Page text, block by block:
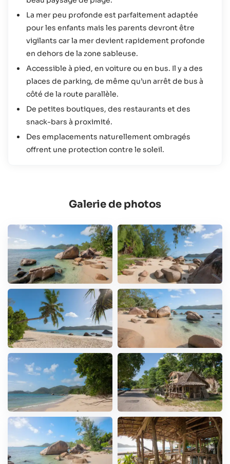
La mer peu profonde est parfaitement adaptée
pour les enfants mais les parents devront être
vigilants car la mer devient rapidement profonde
en dehors de la zone sableuse.
Accessible à pied, en voiture ou en bus. Il y a des
places de parking, de même qu’un arrêt de bus à
côté de la route parallèle.
De petites boutiques, des restaurants et des
snack-bars à proximité.
Des emplacements naturellement ombragés
offrent une protection contre le soleil.
Galerie de photos